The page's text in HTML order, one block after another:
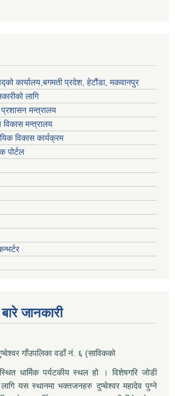
कार्यालय,बगमती प्रदेश, हेटौंडा, मकवानपुर
लागि
प्रशासन मन्त्रालय
विकास मन्त्रालय
विकास कार्यक्रम
पोर्टल
जानकारी
गाँउपलिका वडाँ नं. ६ (साविकको
धार्मिक पर्यटकीय स्थल हो । विशेषगरि जोडी
यस स्थानमा भक्तजनहरु दुप्चेश्वर महादेव पुग्ने